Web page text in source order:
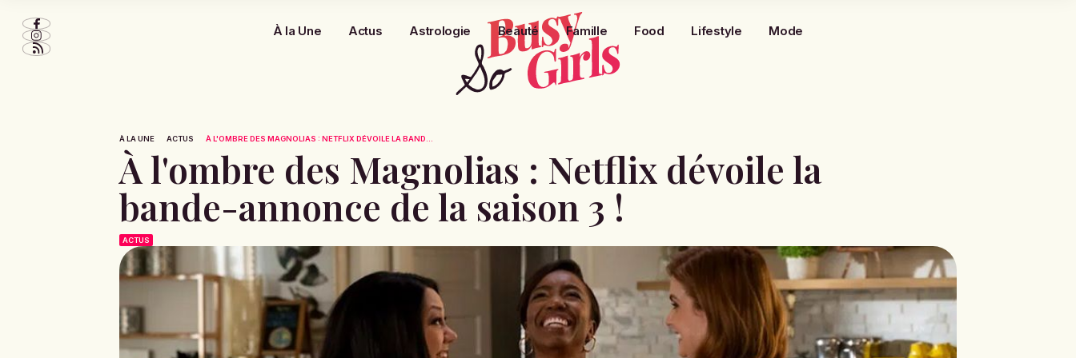
À la Une Actus Astrologie Beauté Famille Food Lifestyle Mode
À LA UNE ACTUS À L'OMBRE DES MAGNOLIAS : NETFLIX DÉVOILE LA BAND...
À l'ombre des Magnolias : Netflix dévoile la
bande-annonce de la saison 3 !
ACTUS